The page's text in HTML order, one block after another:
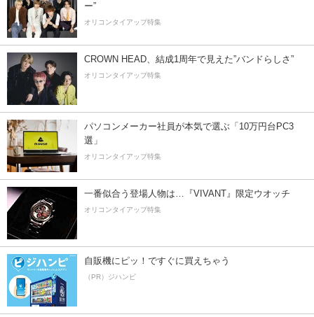
ー”
オリコンタイアップ特集
CROWN HEAD、結成1周年で見えた”バンドらしさ”
オリコンタイアップ特集
パソコンメーカー社員が本気で選ぶ「10万円台PC3
選」
オリコンタイアップ特集
一番似合う登場人物は…『VIVANT』限定ウオッチ
オリコンタイアップ特集
自販機にピッ！ですぐに買えちゃう
（PR）ジハンピ